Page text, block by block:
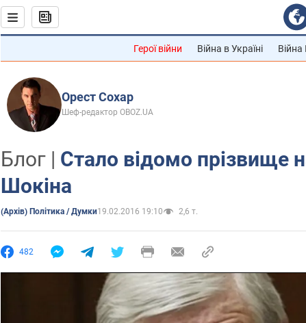
Герої війни Війна в Україні Війна
Орест Сохар
Шеф-редактор OBOZ.UA
Блог | Стало відомо прізвище
Шокіна
(Архів) Політика / Думки19.02.2016 19:10 2,6 т.
482